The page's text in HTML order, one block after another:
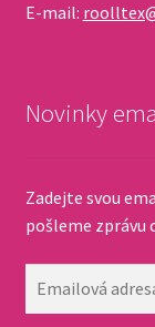
E-mail:
Novinky
Zadejte svou
pošleme zprávu